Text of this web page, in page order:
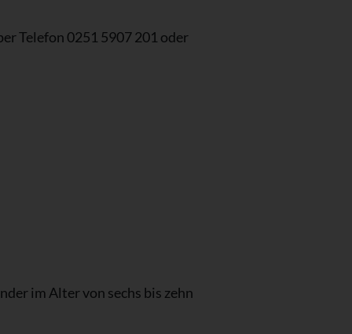
Telefon 0251 5907 201 oder
im Alter von sechs bis zehn